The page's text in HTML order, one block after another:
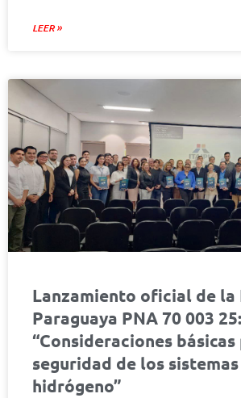
LEER »
Lanzamiento oficial de la
Paraguaya PNA 70 003 25:
“Consideraciones
seguridad de los
hidrógeno”